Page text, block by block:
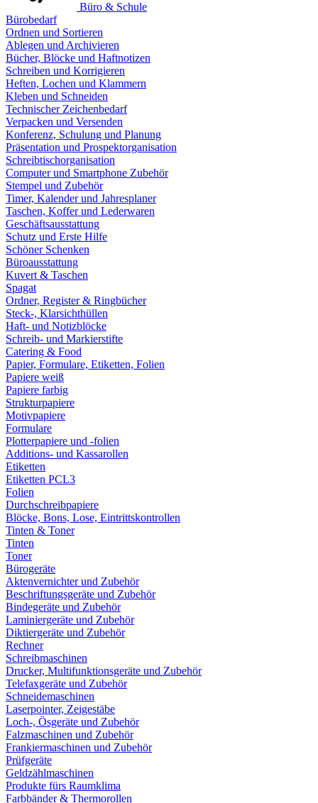
Büro & Schule
Bürobedarf
Ordnen und Sortieren
Ablegen und Archivieren
Bücher, Blöcke und Haftnotizen
Schreiben und Korrigieren
Heften, Lochen und Klammern
Kleben und Schneiden
Technischer Zeichenbedarf
Verpacken und Versenden
Konferenz, Schulung und Planung
Präsentation und Prospektorganisation
Schreibtischorganisation
Computer und Smartphone Zubehör
Stempel und Zubehör
Timer, Kalender und Jahresplaner
Taschen, Koffer und Lederwaren
Geschäftsausstattung
Schutz und Erste Hilfe
Schöner Schenken
Büroausstattung
Kuvert & Taschen
Spagat
Ordner, Register & Ringbücher
Steck-, Klarsichthüllen
Haft- und Notizblöcke
Schreib- und Markierstifte
Catering & Food
Papier, Formulare, Etiketten, Folien
Papiere weiß
Papiere farbig
Strukturpapiere
Motivpapiere
Formulare
Plotterpapiere und -folien
Additions- und Kassarollen
Etiketten
Etiketten PCL3
Folien
Durchschreibpapiere
Blöcke, Bons, Lose, Eintrittskontrollen
Tinten & Toner
Tinten
Toner
Bürogeräte
Aktenvernichter und Zubehör
Beschriftungsgeräte und Zubehör
Bindegeräte und Zubehör
Laminiergeräte und Zubehör
Diktiergeräte und Zubehör
Rechner
Schreibmaschinen
Drucker, Multifunktionsgeräte und Zubehör
Telefaxgeräte und Zubehör
Schneidemaschinen
Laserpointer, Zeigestäbe
Loch-, Ösgeräte und Zubehör
Falzmaschinen und Zubehör
Frankiermaschinen und Zubehör
Prüfgeräte
Geldzählmaschinen
Produkte fürs Raumklima
Farbbänder & Thermorollen